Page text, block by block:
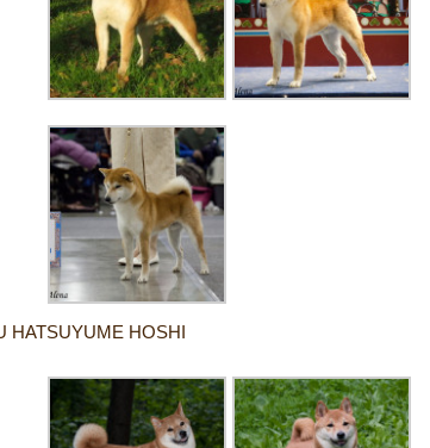
HATSUYUME HOSHI